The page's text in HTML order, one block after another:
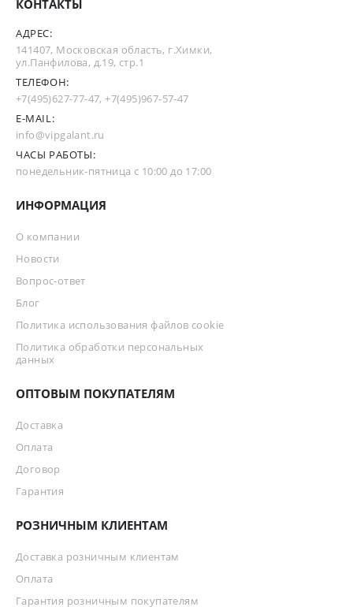
КОНТАКТЫ
АДРЕС:
141407, Московская область, г.Химки,
ул.Панфилова, д.19, стр.1
ТЕЛЕФОН:
+7(495)627-77-47,+7(495)967-57-47
E-MAIL:
info@vipgalant.ru
ЧАСЫ РАБОТЫ:
понедельник-пятница с 10:00 до 17:00
ИНФОРМАЦИЯ
О компании
Новости
Вопрос-ответ
Блог
Политика использования файлов cookie
Политика обработки персональных
данных
ОПТОВЫМ ПОКУПАТЕЛЯМ
Доставка
Оплата
Договор
Гарантия
РОЗНИЧНЫМ КЛИЕНТАМ
Доставка розничным клиентам
Оплата
Гарантия розничным покупателям